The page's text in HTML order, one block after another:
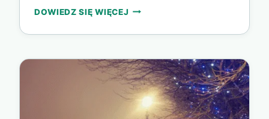
DOWIEDZ SIĘ WIĘCEJSYLWESTROWA
W